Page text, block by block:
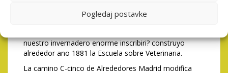
Pogledaj postavke
sobre San Cayetano a causa de el desamortizacion
nuestro invernadero enorme inscribiri? construyo
alrededor ano 1881 la Escuela sobre Veterinaria.
La camino C-cinco de Alrededores Madrid modifica